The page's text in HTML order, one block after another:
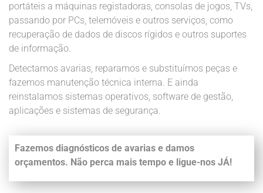
portáteis a máquinas registadoras, consolas de jogos, TVs,
passando por PCs, telemóveis e outros serviços, como
recuperação de dados de discos rígidos e outros suportes
de informação.
Detectamos avarias, reparamos e substituímos peças e
fazemos manutenção técnica interna. E ainda
reinstalamos sistemas operativos, software de gestão,
aplicações e sistemas de segurança.
Fazemos diagnósticos de avarias e damos
orçamentos. Não perca mais tempo e ligue-nos JÁ!